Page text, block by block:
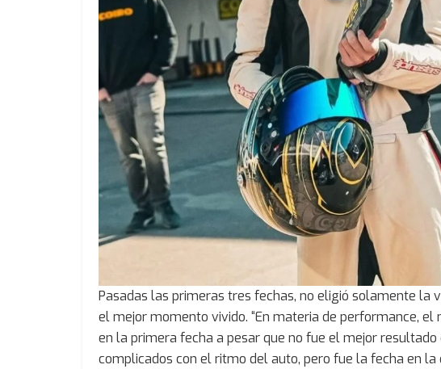
Pasadas las primeras tres fechas, no eligió solamente la
el mejor momento vivido. “En materia de performance,
en la primera fecha a pesar que no fue el mejor
complicados con el ritmo del auto, pero fue la fecha en